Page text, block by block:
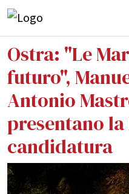
Ostra: "Le
futuro",
Antonio
presentano
candidatura